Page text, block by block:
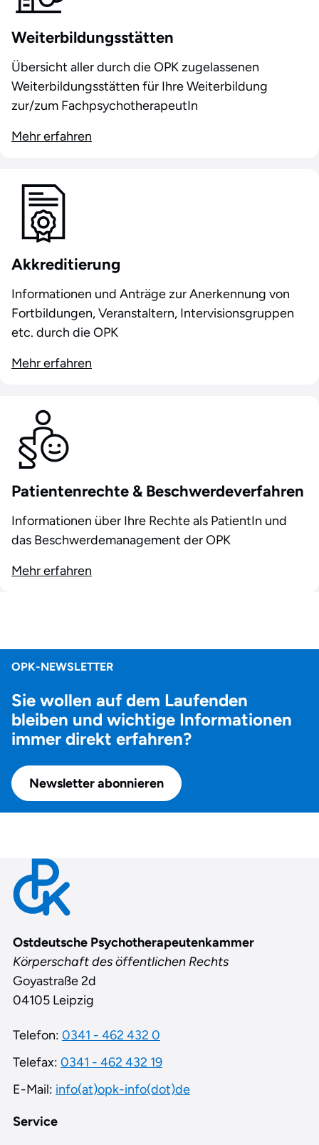
Weiterbildungsstätten
Übersicht aller durch die OPK zugelassenen
Weiterbildungsstätten für Ihre Weiterbildung
zur/zum FachpsychotherapeutIn
Mehr erfahren
Akkreditierung
Informationen und Anträge zur Anerkennung von
Fortbildungen, Veranstaltern, Intervisionsgruppen
etc. durch die OPK
Mehr erfahren
Patientenrechte & Beschwerdeverfahren
Informationen über Ihre Rechte als PatientIn und
das Beschwerdemanagement der OPK
Mehr erfahren
OPK-NEWSLETTER
Sie wollen auf dem Laufenden
bleiben und wichtige Informationen
immer direkt erfahren?
Newsletter abonnieren
Service
Contact
Ostdeutsche Psychotherapeutenkammer
Körperschaft des öffentlichen Rechts
Goyastraße 2d
04105 Leipzig
Telefon: 0341 - 462 432 0
Telefax: 0341 - 462 432 19
E-Mail: info(at)opk-info(dot)de